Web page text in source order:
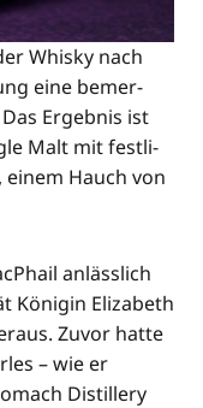
Whis­ky nach
eine bemer­
Ergeb­nis ist
Malt mit fest­li­
Hauch von
anläss­lich
Köni­gin Eliza­beth
Zuvor hat­te
– wie er
Distil­lery